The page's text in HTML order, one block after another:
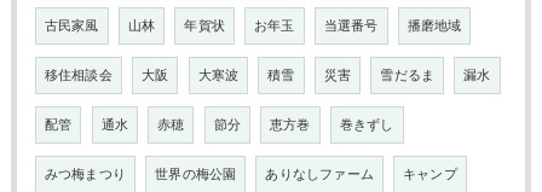
古民家風 山林 年賀状 お年玉 当選番号 播磨地域
移住相談会 大阪 大寒波 積雪 災害 雪だるま 漏水
配管 通水 赤穂 節分 恵方巻 巻きずし
みつ梅まつり 世界の梅公園 ありなしファーム キャンプ